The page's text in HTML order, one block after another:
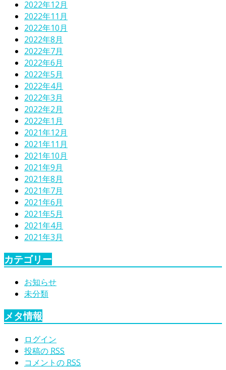
2022年12月
2022年11月
2022年10月
2022年8月
2022年7月
2022年6月
2022年5月
2022年4月
2022年3月
2022年2月
2022年1月
2021年12月
2021年11月
2021年10月
2021年9月
2021年8月
2021年7月
2021年6月
2021年5月
2021年4月
2021年3月
カテゴリー
お知らせ
未分類
メタ情報
ログイン
投稿の RSS
コメントの RSS